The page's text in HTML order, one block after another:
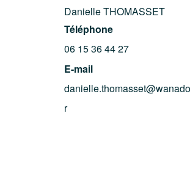
Danielle THOMASSET
Téléphone
06 15 36 44 27
E-mail
r